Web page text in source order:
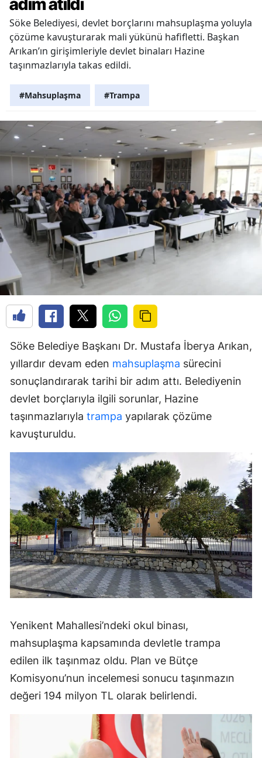
Söke Belediyesi, devlet borçlarını mahsuplaşma yoluyla
çözüme kavuşturarak mali yükünü hafifletti. Başkan
Arıkan’ın girişimleriyle devlet binaları Hazine
taşınmazlarıyla takas edildi.
#Mahsuplaşma #Trampa
Söke Belediye Başkanı Dr. Mustafa İberya Arıkan,
yıllardır devam eden mahsuplaşma sürecini
sonuçlandırarak tarihi bir adım attı. Belediyenin
devlet borçlarıyla ilgili sorunlar, Hazine
taşınmazlarıyla trampa yapılarak çözüme
kavuşturuldu.
Yenikent Mahallesi’ndeki okul binası,
mahsuplaşma kapsamında devletle trampa
edilen ilk taşınmaz oldu. Plan ve Bütçe
Komisyonu’nun incelemesi sonucu taşınmazın
değeri 194 milyon TL olarak belirlendi.